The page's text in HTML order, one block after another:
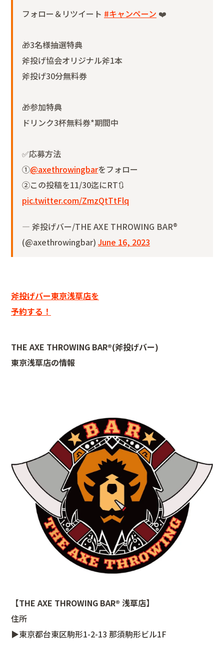
フォロー＆リツイート #キャンペーン ❤️
🎁3名様抽選特典
斧投げ協会オリジナル斧1本
斧投げ30分無料券
🎁参加特典
ドリンク3杯無料券*期間中
✅応募方法
①@axethrowingbarをフォロー
②この投稿を11/30迄にRT🔃
pic.twitter.com/ZmzQtTtFlq
— 斧投げバー/THE AXE THROWING BAR®︎
(@axethrowingbar) June 16, 2023
斧投げバー東京浅草店を
予約する！
THE AXE THROWING BAR®︎(斧投げバー)
東京浅草店の情報
【THE AXE THROWING BAR®️ 浅草店】
住所
▶️東京都台東区駒形1-2-13 那須駒形ビル1F